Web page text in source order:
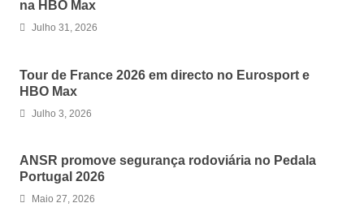
na HBO Max
Julho 31, 2026
Tour de France 2026 em directo no Eurosport e
HBO Max
Julho 3, 2026
ANSR promove segurança rodoviária no Pedala
Portugal 2026
Maio 27, 2026